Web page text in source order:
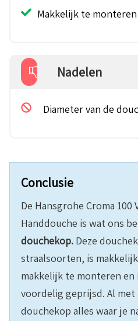
Makkelijk te monteren
Nadelen
Diameter van de
Conclusie
De Hansgrohe Croma 100
Handdouche is wat ons
douchekop. Deze
straalsoorten, is
makkelijk te monteren en
voordelig geprijsd. Al met
douchekop alles waar je